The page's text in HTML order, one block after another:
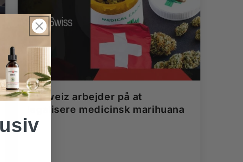
Schweiz arbejder på at
legalisere medicinsk marihuana